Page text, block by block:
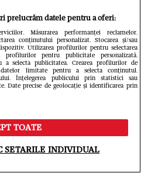
prelucrăm datele pentru a oferi:
Măsurarea performanței reclamelor.
conținutului personalizat. Stocarea și/sau
Utilizarea profilurilor pentru selectarea
profilurilor pentru publicitate personalizată.
selecta publicitatea. Crearea profilurilor de
limitate pentru a selecta conținutul.
Înțelegerea publicului prin statistici sau
Date precise de geolocație și identificarea prin
TOATE
SETARILE INDIVIDUAL